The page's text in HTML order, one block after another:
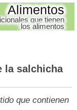
Alimentos
que tienen
los alimentos
la salchicha
que contienen